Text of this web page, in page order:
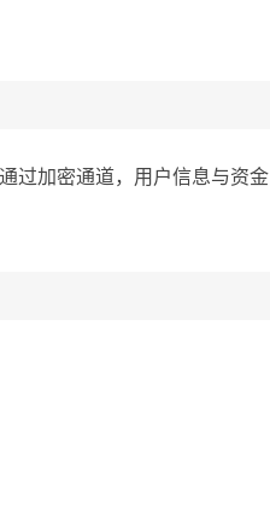
过加密通道，用户信息与资金